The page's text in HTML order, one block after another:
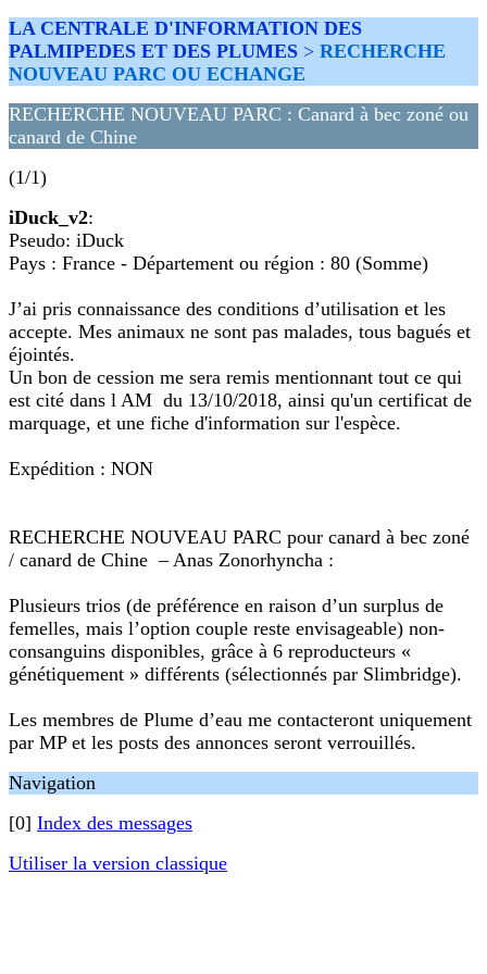
LA CENTRALE D'INFORMATION DES
PALMIPEDES ET DES PLUMES > RECHERCHE
NOUVEAU PARC OU ECHANGE
RECHERCHE NOUVEAU PARC : Canard à bec zoné ou
canard de Chine
(1/1)
iDuck_v2:
Pseudo: iDuck
Pays : France - Département ou région : 80 (Somme)
J’ai pris connaissance des conditions d’utilisation et les
accepte. Mes animaux ne sont pas malades, tous bagués et
éjointés.
Un bon de cession me sera remis mentionnant tout ce qui
est cité dans l AM du 13/10/2018, ainsi qu'un certificat de
marquage, et une fiche d'information sur l'espèce.
Expédition : NON
RECHERCHE NOUVEAU PARC pour canard à bec zoné
/ canard de Chine – Anas Zonorhyncha :
Plusieurs trios (de préférence en raison d’un surplus de
femelles, mais l’option couple reste envisageable) non-
consanguins disponibles, grâce à 6 reproducteurs «
génétiquement » différents (sélectionnés par Slimbridge).
Les membres de Plume d’eau me contacteront uniquement
par MP et les posts des annonces seront verrouillés.
Navigation
[0] Index des messages
Utiliser la version classique